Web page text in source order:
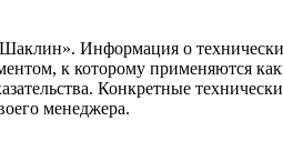
Информация о
к которому применяются
Конкретные
менеджера.